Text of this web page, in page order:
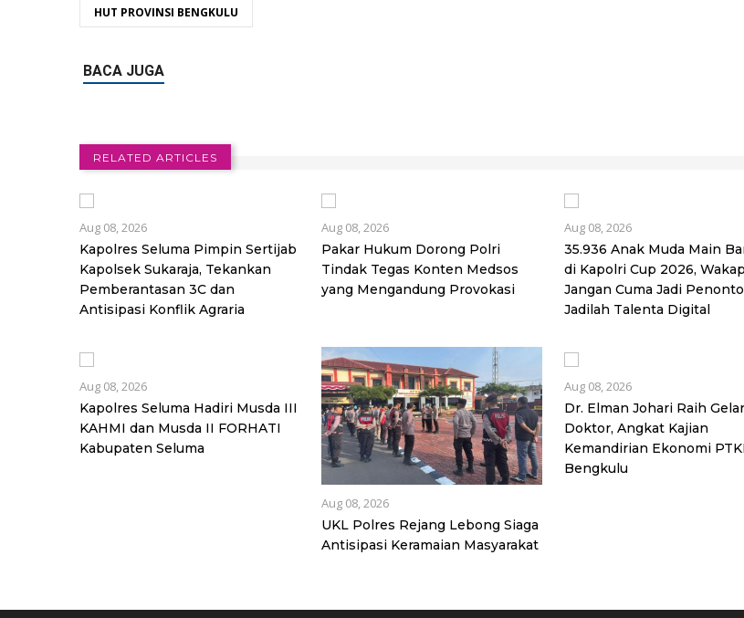
HUT PROVINSI BENGKULU
RELATED ARTICLES
Aug 08, 2026
Kapolres Seluma Pimpin Sertijab
Kapolsek Sukaraja, Tekankan
Pemberantasan 3C dan
Antisipasi Konflik Agraria
Aug 08, 2026
Pakar Hukum Dorong Polri
Tindak Tegas Konten Medsos
yang Mengandung Provokasi
Aug 08, 2026
35.936 Anak Muda Main
di Kapolri Cup 2026,
Jangan Cuma Jadi
Jadilah Talenta Digital
Aug 08, 2026
Kapolres Seluma Hadiri Musda III
KAHMI dan Musda II FORHATI
Kabupaten Seluma
Aug 08, 2026
UKL Polres Rejang Lebong Siaga
Antisipasi Keramaian Masyarakat
Aug 08, 2026
Dr. Elman Johari Raih Gelar
Doktor, Angkat Kajian
Kemandirian Ekonomi
Bengkulu